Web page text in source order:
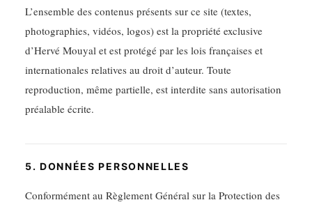
L’ensemble des contenus présents sur ce site (textes,
photographies, vidéos, logos) est la propriété exclusive
d’Hervé Mouyal et est protégé par les lois françaises et
internationales relatives au droit d’auteur. Toute
reproduction, même partielle, est interdite sans autorisation
préalable écrite.
5. DONNÉES PERSONNELLES
Conformément au Règlement Général sur la Protection des